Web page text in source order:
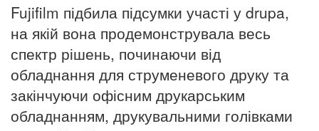
Fujifilm підбила підсумки участі у drupa,
на якій вона продемонструвала весь
спектр рішень, починаючи від
обладнання для струменевого друку та
закінчуючи офісним друкарським
обладнанням, друкувальними голівками